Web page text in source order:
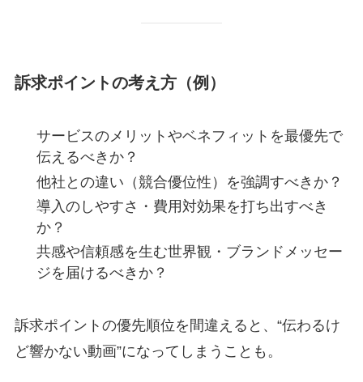
訴求ポイントの考え方（例）
サービスのメリットやベネフィットを最優先で
伝えるべきか？
他社との違い（競合優位性）を強調すべきか？
導入のしやすさ・費用対効果を打ち出すべき
か？
共感や信頼感を生む世界観・ブランドメッセー
ジを届けるべきか？
訴求ポイントの優先順位を間違えると、“伝わるけ
ど響かない動画”になってしまうことも。